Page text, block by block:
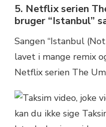
5. Netflix serien
bruger “Istanbul”
Sangen “Istanbul
lavet i mange remix
Netflix serien The